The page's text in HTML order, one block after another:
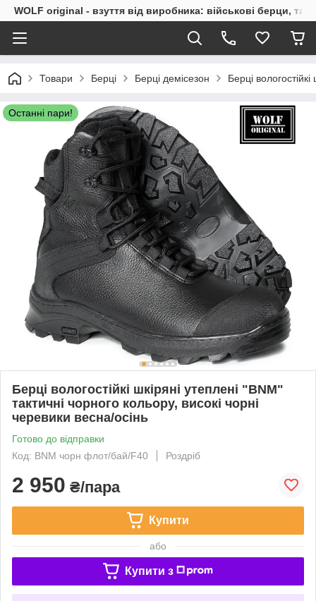
WOLF original - взуття від виробника: військові берци,
Товари Берці Берці демісезон Берці
Останні пари!
Берці вологостійкі шкіряні утеплені "BNM"
тактичні чорного кольору, високі чорні
черевики весна/осінь
Готово до відправки
Код: BNM чорн флот/бай/F40
Роздріб
2 950 ₴/пара
Купити
або
Купити з